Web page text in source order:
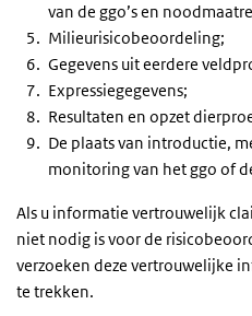
van de ggo’sen
Milieurisicobeoordeling;
Gegevens uit eerdere
Expressiegegevens;
Resultaten en opzet
De plaats van introductie,
monitoring van hetggo of
Als u informatie vertrouwelijk
niet nodig is voor de
verzoeken deze vertrouwelijke
te trekken.